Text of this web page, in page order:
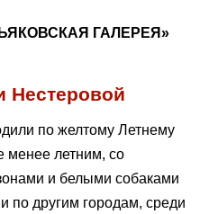
ГАЛЕРЕЯ»
Нестеровой
по желтому Летнему
менее летним, со
и белыми собаками
по другим городам, среди